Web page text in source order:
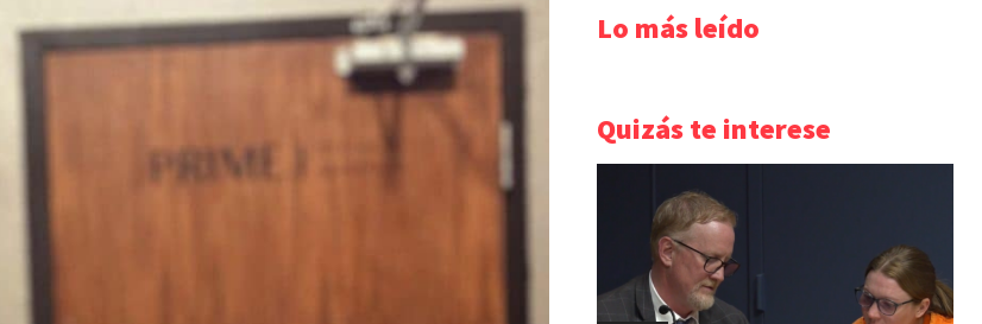
Lo más leído
Quizás te interese